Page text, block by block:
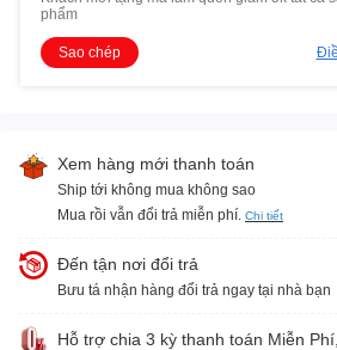
phẩm
Sao chép
Xem hàng mới thanh toán
Ship tới không mua không sao
Mua rồi vẫn đổi trả miễn phí. Chi tiết
Đến tận nơi đổi trả
Bưu tá nhận hàng đổi trả ngay tại nhà bạn
Hỗ trợ chia 3 kỳ thanh toán Miễn